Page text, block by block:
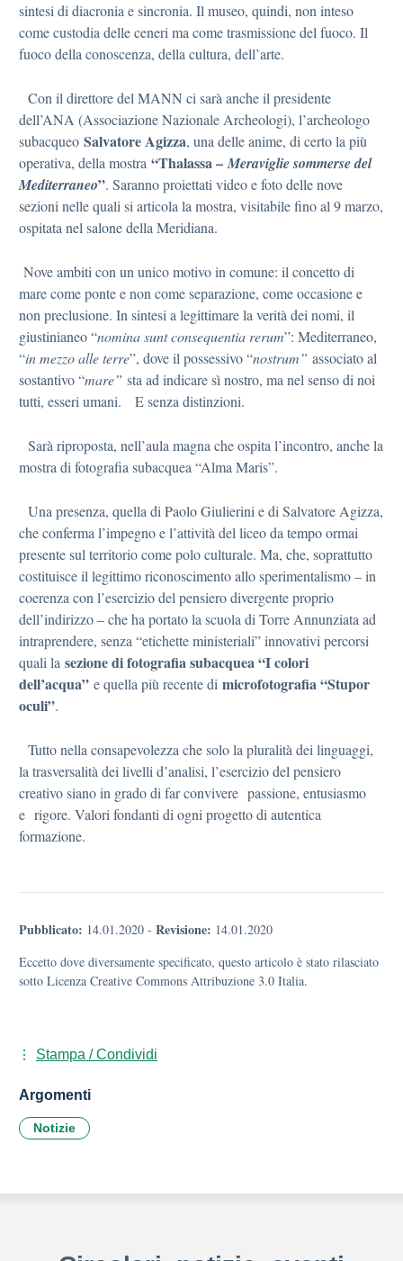
sintesi di diacronia e sincronia. Il museo, quindi, non inteso
come custodia delle ceneri ma come trasmissione del fuoco. Il
fuoco della conoscenza, della cultura, dell’arte.
Con il direttore del MANN ci sarà anche il presidente
dell’ANA (Associazione Nazionale Archeologi), l’archeologo
subacqueo Salvatore Agizza, una delle anime, di certo la più
operativa, della mostra “Thalassa –Meraviglie sommerse del
Mediterraneo”. Saranno proiettati video e foto delle nove
sezioni nelle quali si articola la mostra, visitabile fino al 9 marzo,
ospitata nel salone della Meridiana.
Nove ambiti con un unico motivo in comune: il concetto di
mare come ponte e non come separazione, come occasione e
non preclusione. In sintesi a legittimare la verità dei nomi, il
giustinianeo “nomina sunt consequentia rerum”: Mediterraneo,
“in mezzo alle terre”, dove il possessivo “nostrum” associato al
sostantivo “mare” sta ad indicare sì nostro, ma nel senso di noi
tutti, esseri umani. E senza distinzioni.
Sarà riproposta, nell’aula magna che ospita l’incontro, anche la
mostra di fotografia subacquea “Alma Maris”.
Una presenza, quella di Paolo Giulierini e di Salvatore Agizza,
che conferma l’impegno e l’attività del liceo da tempo ormai
presente sul territorio come polo culturale. Ma, che, soprattutto
costituisce il legittimo riconoscimento allo sperimentalismo – in
coerenza con l’esercizio del pensiero divergente proprio
dell’indirizzo – che ha portato la scuola di Torre Annunziata ad
intraprendere, senza “etichette ministeriali” innovativi percorsi
quali la sezione di fotografia subacquea “I colori
dell’acqua” e quella più recente di microfotografia “Stupor
oculi”.
Tutto nella consapevolezza che solo la pluralità dei linguaggi,
la trasversalità dei livelli d’analisi, l’esercizio del pensiero
creativo siano in grado di far convivere passione, entusiasmo
e rigore. Valori fondanti di ogni progetto di autentica
formazione.
Pubblicato: 14.01.2020 - Revisione: 14.01.2020
Eccetto dove diversamente specificato, questo articolo è stato rilasciato
sotto Licenza Creative Commons Attribuzione 3.0 Italia.
Stampa / Condividi
Argomenti
Notizie